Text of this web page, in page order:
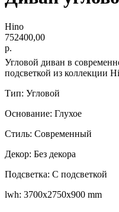
Hino
752400,00
р.
Угловой диван в
подсветкой из коллекции
Тип: Угловой
Основание: Глухое
Стиль: Современный
Декор: Без декора
Подсветка: С подсветкой
lwh: 3700x2750x900 mm